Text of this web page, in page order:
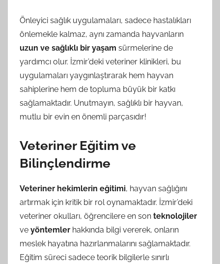
Önleyici sağlık uygulamaları, sadece hastalıkları
önlemekle kalmaz, aynı zamanda hayvanların
uzun ve sağlıklı bir yaşam sürmelerine de
yardımcı olur. İzmir’deki veteriner klinikleri, bu
uygulamaları yaygınlaştırarak hem hayvan
sahiplerine hem de topluma büyük bir katkı
sağlamaktadır. Unutmayın, sağlıklı bir hayvan,
mutlu bir evin en önemli parçasıdır!
Veteriner Eğitim ve
Bilinçlendirme
Veteriner hekimlerin eğitimi, hayvan sağlığını
artırmak için kritik bir rol oynamaktadır. İzmir’deki
veteriner okulları, öğrencilere en son teknolojiler
ve yöntemler hakkında bilgi vererek, onların
meslek hayatına hazırlanmalarını sağlamaktadır.
Eğitim süreci sadece teorik bilgilerle sınırlı